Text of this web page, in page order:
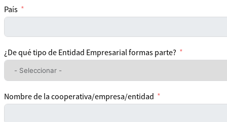
País
¿De qué tipo de Entidad Empresarial formas parte?
Nombre de la cooperativa/empresa/entidad